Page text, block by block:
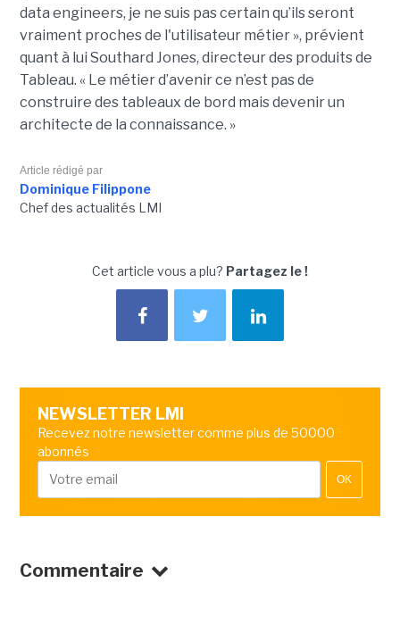
data engineers, je ne suis pas certain qu’ils seront
vraiment proches de l'utilisateur métier », prévient
quant à lui Southard Jones, directeur des produits de
Tableau. « Le métier d’avenir ce n’est pas de
construire des tableaux de bord mais devenir un
architecte de la connaissance. »
Article rédigé par
Dominique Filippone
Chef des actualités LMI
Cet article vous a plu? Partagez le !
NEWSLETTER LMI
Recevez notre newsletter comme plus de 50000
abonnés
OK
Commentaire